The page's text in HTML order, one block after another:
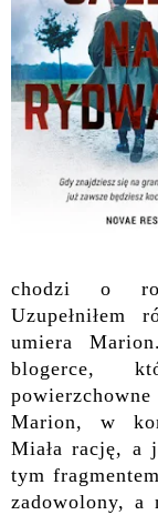
chodzi o
Uzupełniłem
umiera
blogerce,
Marion, w
Miała rację, a
tym
zadowolony, a